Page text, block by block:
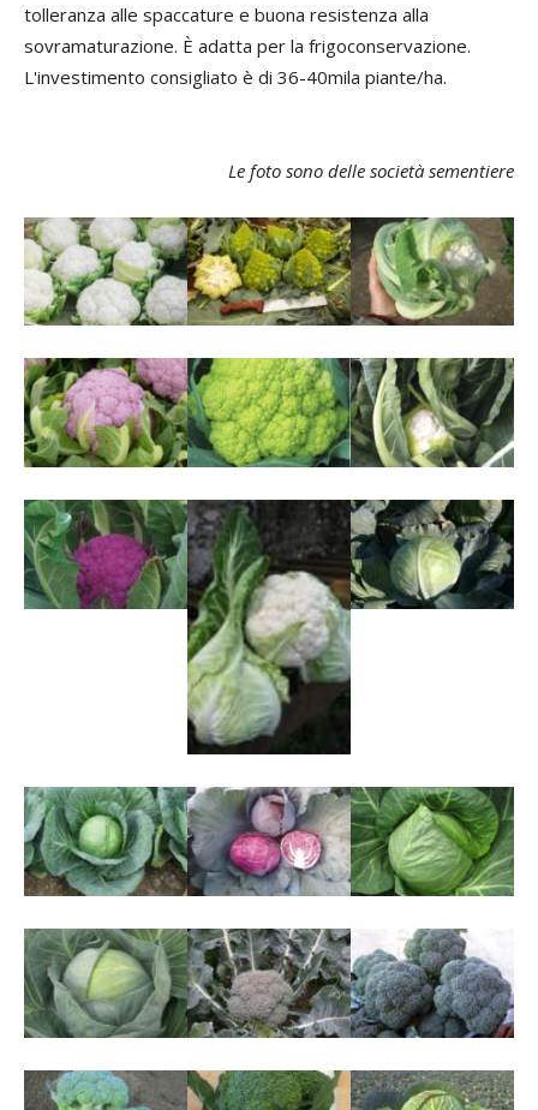
tolleranza alle spaccature e buona resistenza alla
sovramaturazione. È adatta per la frigoconservazione.
L'investimento consigliato è di 36-40mila piante/ha.
Le foto sono delle società sementiere